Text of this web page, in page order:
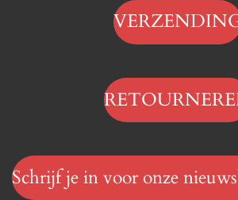
Schrijf je in voor onze